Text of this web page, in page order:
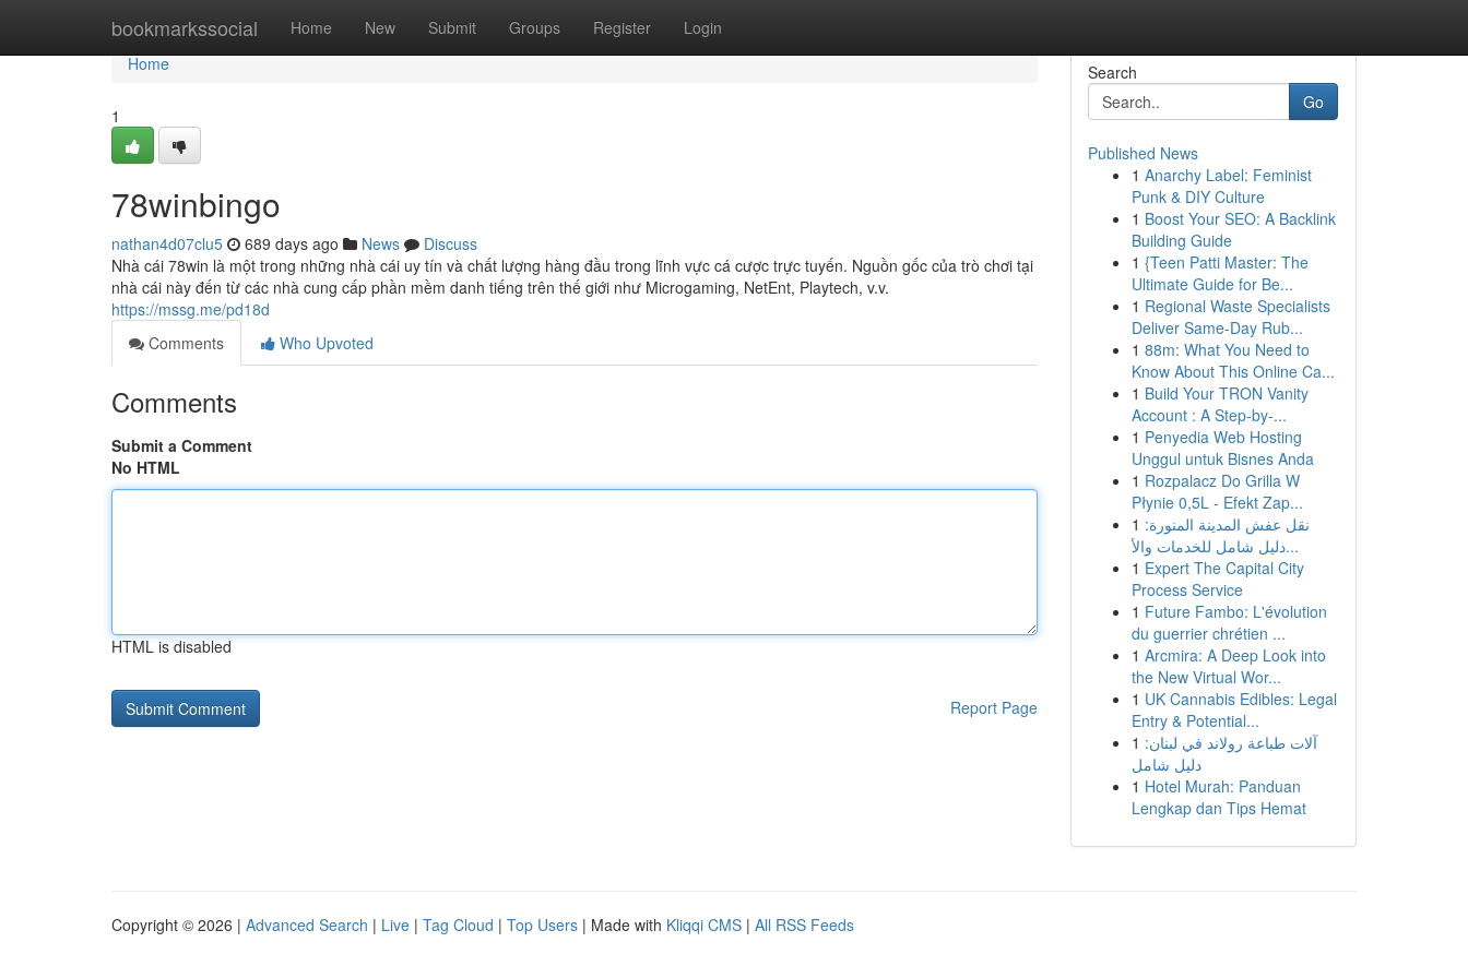
bookmarkssocial Home New Submit Groups Register Login
Home
Home
1
78winbingo
nathan4d07clu5 689 days ago News
Discuss
Nhà cái 78win là một trong những nhà cái uy tín và chất lượng hàng đầu trong lĩnh vực cá cược trực tuyến. Nguồn gốc của trò chơi tại
nhà cái này đến từ các nhà cung cấp phần mềm danh tiếng trên thế giới như Microgaming, NetEnt, Playtech, v.v.
https://mssg.me/pd18d
Comments
Who Upvoted
Comments
Submit a Comment
No HTML
HTML is disabled
Report Page
Search
Go
Published News
1 Anarchy Label: Feminist
Punk & DIY Culture
1 Boost Your SEO: A Backlink
Building Guide
1 {Teen Patti Master: The
Ultimate Guide for Be...
1 Regional Waste Specialists
Deliver Same-Day Rub...
1 88m: What You Need to
Know About This Online Ca...
1 Build Your TRON Vanity
Account : A Step-by-...
1 Penyedia Web Hosting
Unggul untuk Bisnes Anda
1 Rozpalacz Do Grilla W
Płynie 0,5L - Efekt Zap...
1 نقل عفش المدينة المنورة:
دليل شامل للخدمات والأ...
1 Expert The Capital City
Process Service
1 Future Fambo: L'évolution
du guerrier chrétien ...
1 Arcmira: A Deep Look into
the New Virtual Wor...
1 UK Cannabis Edibles: Legal
Entry & Potential...
1 آلات طباعة رولاند في لبنان:
دليل شامل
1 Hotel Murah: Panduan
Lengkap dan Tips Hemat
Copyright © 2026 | Advanced Search | Live | Tag Cloud | Top Users | Made with Kliqqi CMS | All RSS Feeds